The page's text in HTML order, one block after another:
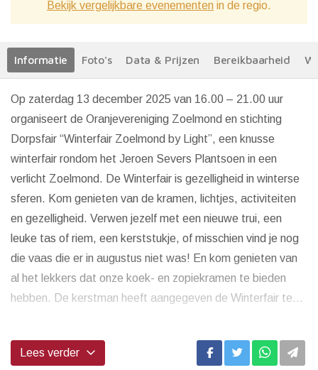
Bekijk vergelijkbare evenementen in de regio.
Informatie Foto's Data & Prijzen Bereikbaarheid
Op zaterdag 13 december 2025 van 16.00 – 21.00 uur
organiseert de Oranjevereniging Zoelmond en stichting
Dorpsfair “Winterfair Zoelmond by Light”, een knusse
winterfair rondom het Jeroen Severs Plantsoen in een
verlicht Zoelmond. De Winterfair is gezelligheid in winterse
sferen. Kom genieten van de kramen, lichtjes, activiteiten
en gezelligheid. Verwen jezelf met een nieuwe trui, een
leuke tas of riem, een kerststukje, of misschien vind je nog
die vaas die er in augustus niet was! En kom genieten van
al het lekkers dat onze koek- en zopiekramen te bieden
hebben. De kerstman heeft aangegeven de Winterfair te...
Lees verder